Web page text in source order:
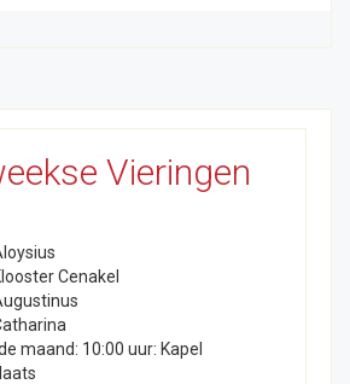
Vieringen
Cenakel
maand: 10:00 uur: Kapel